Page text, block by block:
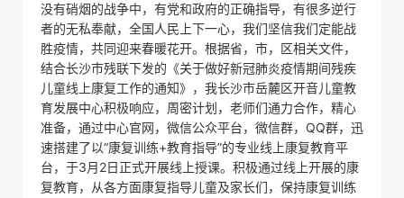
没有硝烟的战争中，有党和政府的正确指导，有很多逆行
者的无私奉献，全国人民上下一心，我们坚信我们定能战
胜疫情，共同迎来春暖花开。根据省，市，区相关文件，
结合长沙市残联下发的《关于做好新冠肺炎疫情期间残疾
儿童线上康复工作的通知》，我长沙市岳麓区开音儿童教
育发展中心积极响应，周密计划，老师们通力合作，精心
准备，通过中心官网，微信公众平台，微信群，QQ群，迅
速搭建了以“康复训练+教育指导”的专业线上康复教育平
台，于3月2日正式开展线上授课。积极通过线上开展的康
复教育，从各方面康复指导儿童及家长们，保持康复训练